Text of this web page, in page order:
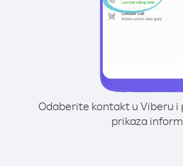
Odaberite kontakt u Viberu i
prikaza